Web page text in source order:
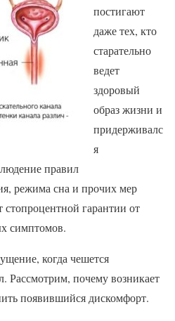
постигают
даже тех, кто
старательно
ведет
здоровый
образ жизни и
придерживалс
я
правил
режима сна и прочих мер
гарантии от
симптомов.
когда чешется
Рассмотрим, почему возникает
появившийся дискомфорт.